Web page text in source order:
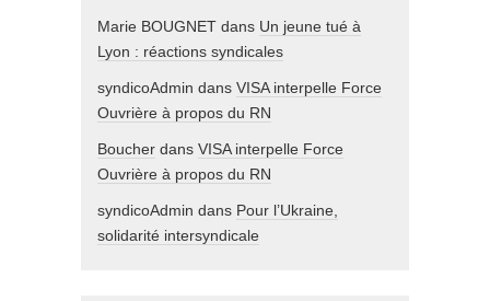
Marie BOUGNET dans Un jeune tué à
Lyon : réactions syndicales
syndicoAdmin dans VISA interpelle Force
Ouvrière à propos du RN
Boucher dans VISA interpelle Force
Ouvrière à propos du RN
syndicoAdmin dans Pour l’Ukraine,
solidarité intersyndicale